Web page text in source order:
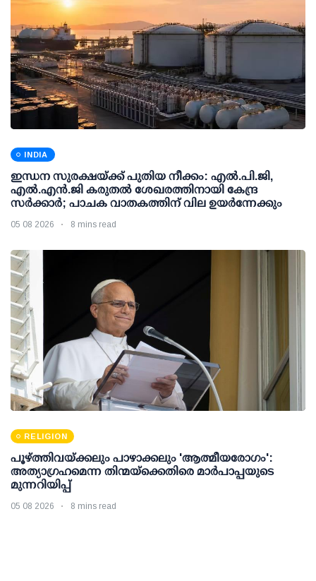
INDIA
ഇന്ധന സുരക്ഷയ്ക്ക് പുതിയ നീക്കം: എല്‍.പി.ജി,
എല്‍.എന്‍.ജി കരുതല്‍ ശേഖരത്തിനായി കേന്ദ്ര
സര്‍ക്കാര്‍; പാചക വാതകത്തിന് വില ഉയര്‍ന്നേക്കും
05 08 2026 8 mins read
RELIGION
പൂഴ്ത്തിവയ്ക്കലും പാഴാക്കലും 'ആത്മീയരോഗം':
അത്യാഗ്രഹമെന്ന തിന്മയ്ക്കെതിരെ മാർപാപ്പയുടെ
മുന്നറിയിപ്പ്
05 08 2026 8 mins read